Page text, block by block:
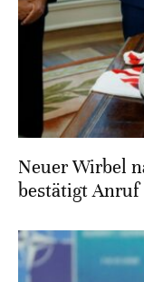
Neuer Wirbel
bestätigt Anruf